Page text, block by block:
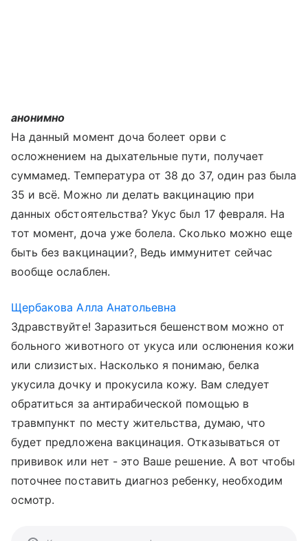
анонимно
На данный момент доча болеет орви с
осложнением на дыхательные пути, получает
суммамед. Температура от 38 до 37, один раз была
35 и всё. Можно ли делать вакцинацию при
данных обстоятельства? Укус был 17 февраля. На
тот момент, доча уже болела. Сколько можно еще
быть без вакцинации?, Ведь иммунитет сейчас
вообще ослаблен.
Щербакова Алла Анатольевна
Здравствуйте! Заразиться бешенством можно от
больного животного от укуса или ослюнения кожи
или слизистых. Насколько я понимаю, белка
укусила дочку и прокусила кожу. Вам следует
обратиться за антирабической помощью в
травмпункт по месту жительства, думаю, что
будет предложена вакцинация. Отказываться от
прививок или нет - это Ваше решение. А вот чтобы
поточнее поставить диагноз ребенку, необходим
осмотр.